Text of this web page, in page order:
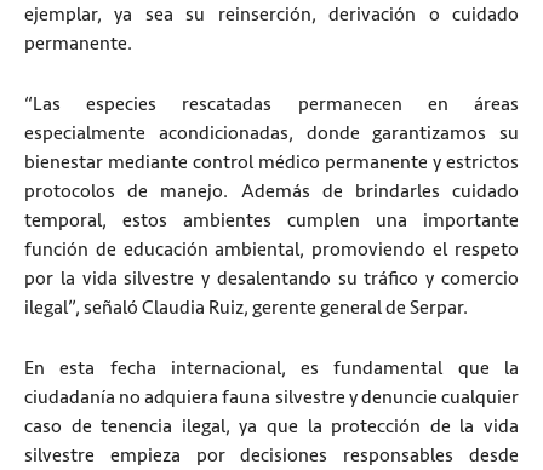
ejemplar, ya sea su reinserción, derivación o cuidado
permanente.
“Las especies rescatadas permanecen en áreas
especialmente acondicionadas, donde garantizamos su
bienestar mediante control médico permanente y estrictos
protocolos de manejo. Además de brindarles cuidado
temporal, estos ambientes cumplen una importante
función de educación ambiental, promoviendo el respeto
por la vida silvestre y desalentando su tráfico y comercio
ilegal”, señaló Claudia Ruiz, gerente general de Serpar.
En esta fecha internacional, es fundamental que la
ciudadanía no adquiera fauna silvestre y denuncie cualquier
caso de tenencia ilegal, ya que la protección de la vida
silvestre empieza por decisiones responsables desde